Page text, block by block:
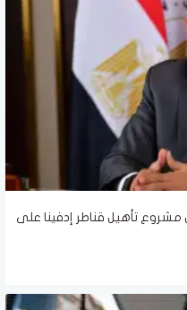
مشروع تأهيل قناطر إدفينا على